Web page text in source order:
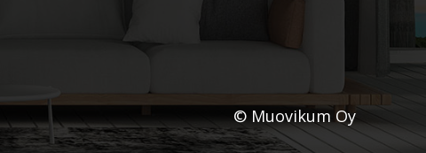
© Muovikum Oy